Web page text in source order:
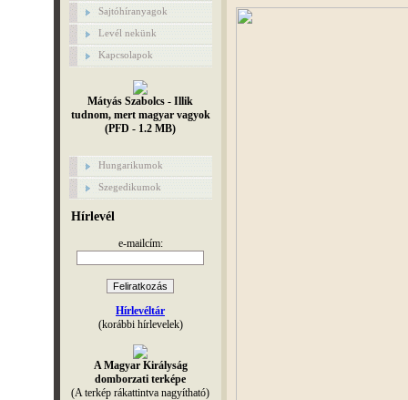
Sajtóhíranyagok
Levél nekünk
Kapcsolapok
Mátyás Szabolcs - Illik
tudnom, mert magyar vagyok
(PFD - 1.2 MB)
Hungarikumok
Szegedikumok
Hírlevél
e-mailcím:
Hírlevéltár
(korábbi hírlevelek)
A Magyar Királyság
domborzati terképe
(A terkép rákattintva nagyítható)